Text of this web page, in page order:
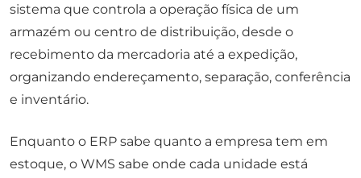
sistema que controla a operação física de um
armazém ou centro de distribuição, desde o
recebimento da mercadoria até a expedição,
organizando endereçamento, separação, conferência
e inventário.
Enquanto o ERP sabe quanto a empresa tem em
estoque, o WMS sabe onde cada unidade está